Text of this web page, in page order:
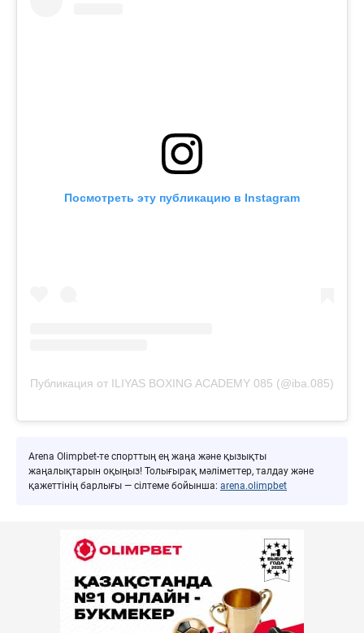
Посмотреть эту публикацию в Instagram
Публикация от ILIYAS BOXING ACADEMY 085 (@iba.085)
Arena Olimpbet-те спорттың ең жаңа және қызықты
жаңалықтарын оқыңыз! Толығырақ мәліметтер, талдау және
қажеттінің барлығы — сілтеме бойынша: arena.olimpbet